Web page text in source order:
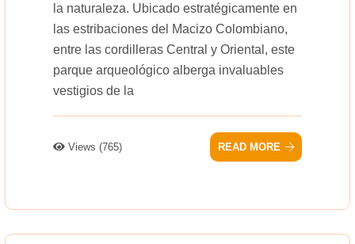
la naturaleza. Ubicado estratégicamente en
las estribaciones del Macizo Colombiano,
entre las cordilleras Central y Oriental, este
parque arqueológico alberga invaluables
vestigios de la
Views (765) READ MORE